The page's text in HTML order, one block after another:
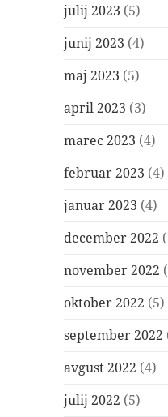
julij 2023 (5)
junij 2023 (4)
maj 2023 (5)
april 2023 (3)
marec 2023 (4)
februar 2023 (4)
januar 2023 (4)
december 2022
november 2022
oktober 2022 (5)
september 2022
avgust 2022 (4)
julij 2022 (5)